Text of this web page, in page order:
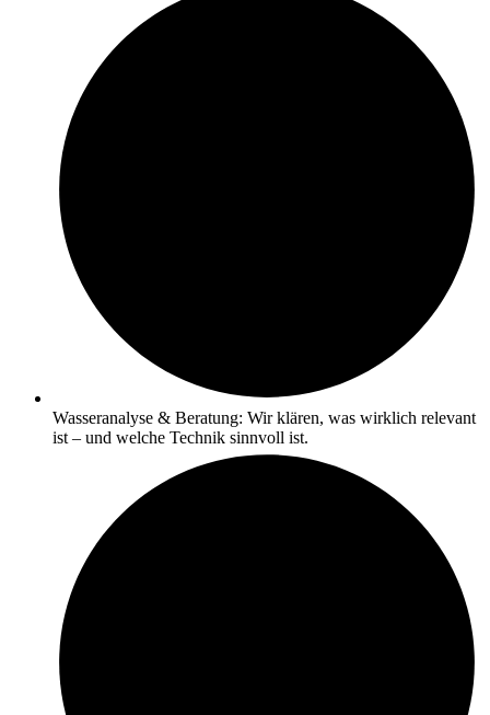
Wasseranalyse & Beratung: Wir klären, was wirklich relevant
ist – und welche Technik sinnvoll ist.